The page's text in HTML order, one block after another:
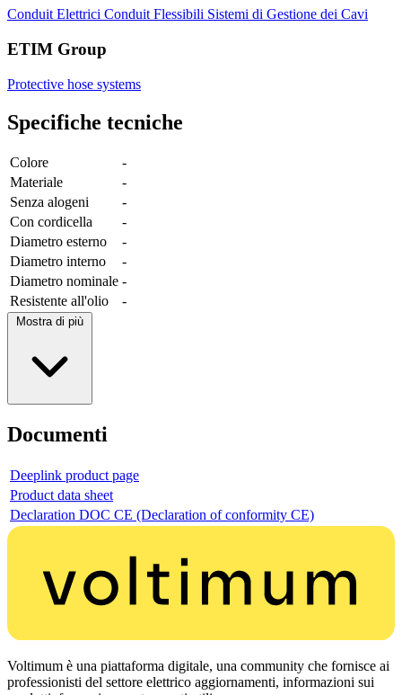
Conduit Elettrici Conduit Flessibili Sistemi di Gestione dei Cavi
ETIM Group
Protective hose systems
Specifiche tecniche
Colore
-
Materiale
-
Senza alogeni
-
Con cordicella
-
Diametro esterno
-
Diametro interno
-
Diametro nominale -
Resistente all'olio
-
Mostra di più
Documenti
Deeplink product page
Product data sheet
Declaration DOC CE (Declaration of conformity CE)
Voltimum è una piattaforma digitale, una community che fornisce ai
professionisti del settore elettrico aggiornamenti, informazioni sui